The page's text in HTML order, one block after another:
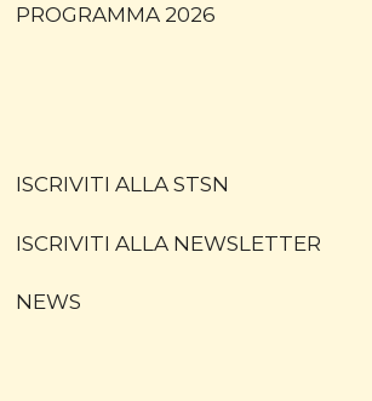
PROGRAMMA 2026
ISCRIVITI ALLA STSN
ISCRIVITI ALLA NEWSLETTER
NEWS